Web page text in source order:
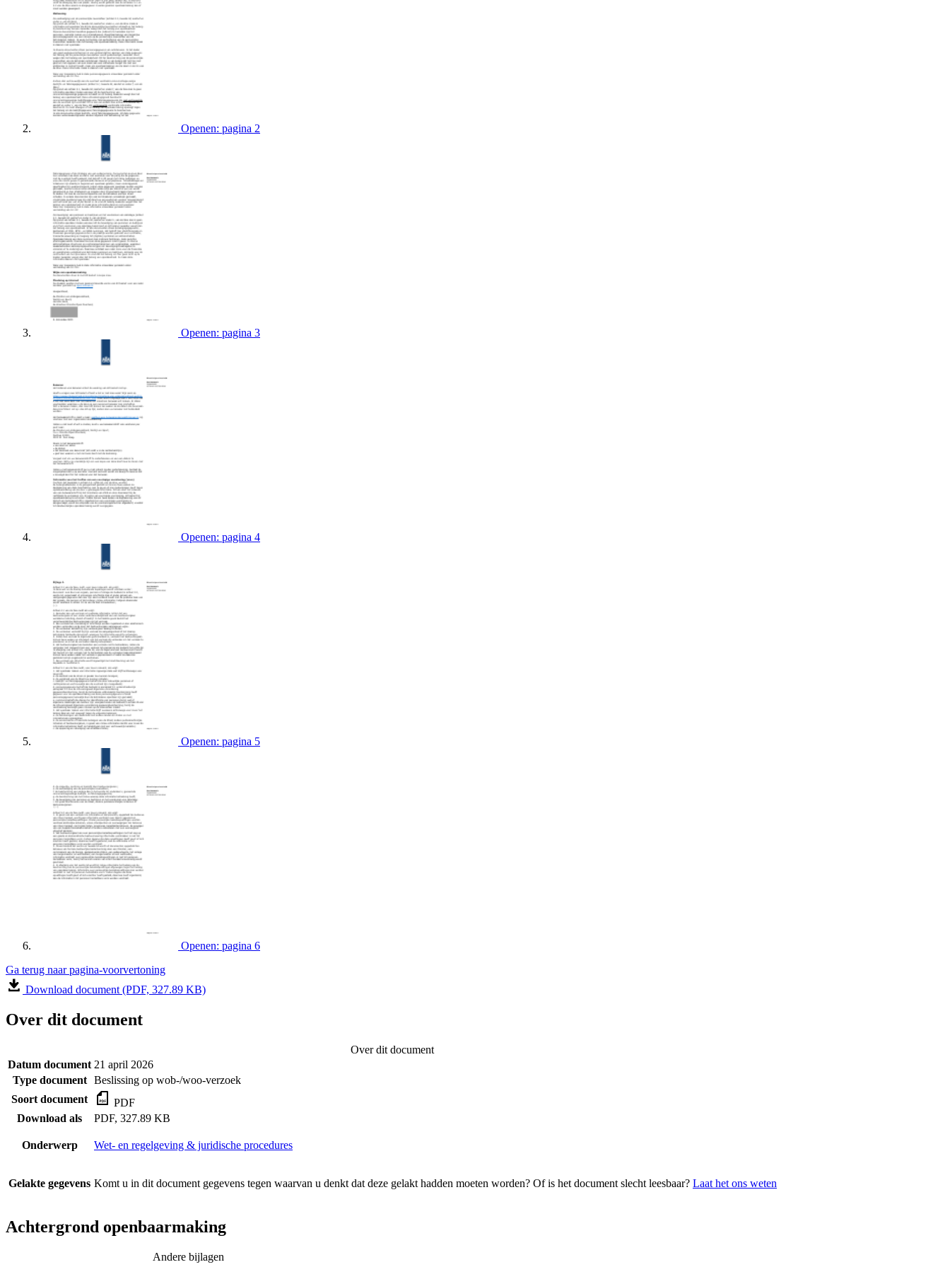
Openen: pagina 2
Openen: pagina 3
Openen: pagina 4
Openen: pagina 5
Openen: pagina 6
Ga terug naar pagina-voorvertoning
Download document (PDF, 327.89 KB)
Over dit document
Over dit document
Datum document 21 april 2026
Type document
Beslissing op wob-/woo-verzoek
Soort document
PDF
Download als
PDF, 327.89 KB
Onderwerp Wet- en regelgeving & juridische procedures
Gelakte gegevens Komt u in dit document gegevens tegen waarvan u denkt dat deze gelakt hadden moeten worden? Of is het document slecht leesbaar? Laat het ons weten
Achtergrond openbaarmaking
Andere bijlagen